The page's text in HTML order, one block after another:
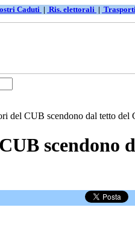
Caduti | Ris. elettorali |
del CUB scendono dal tetto del
scendono